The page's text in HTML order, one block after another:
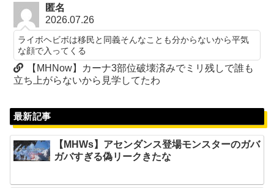
匿名
2026.07.26
ライボヘビボは移民と同義そんなことも分からないから平気
な顔で入ってくる
【MHNow】カーナ3部位破壊済みでミリ残しで誰も
立ち上がらないから見学してたわ
最新記事
【MHWs】アセンダンス登場モンスターのガバ
ガバすぎる偽リークきたな